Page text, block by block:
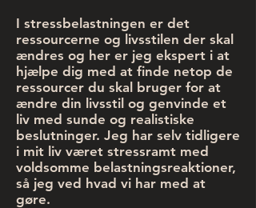
I stressbelastningen er det
ressourcerne og livsstilen der skal
ændres og her er jeg ekspert i at
hjælpe dig med at finde netop de
ressourcer du skal bruger for at
ændre din livsstil og genvinde et
liv med sunde og realistiske
beslutninger. Jeg har selv tidligere
i mit liv været stressramt med
voldsomme belastningsreaktioner,
så jeg ved hvad vi har med at
gøre.